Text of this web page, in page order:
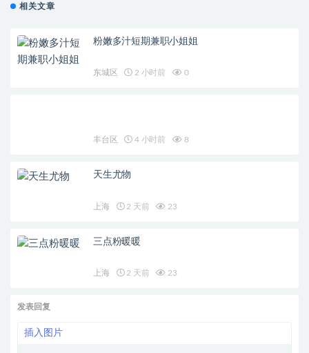
相关文章
粉嫩多汁短期兼职小姐姐
东城区 2 小时前 0
丰台区 4 小时前 8
天生尤物
上海 2 天前 23
三点粉暖暖
上海 2 天前 23
发表回复
插入图片